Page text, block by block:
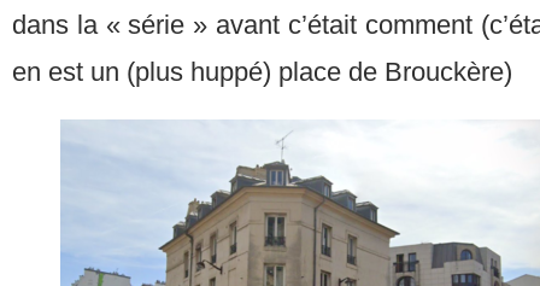
dans la « série » avant c’était comment
en est un (plus huppé) place de Brouckère)